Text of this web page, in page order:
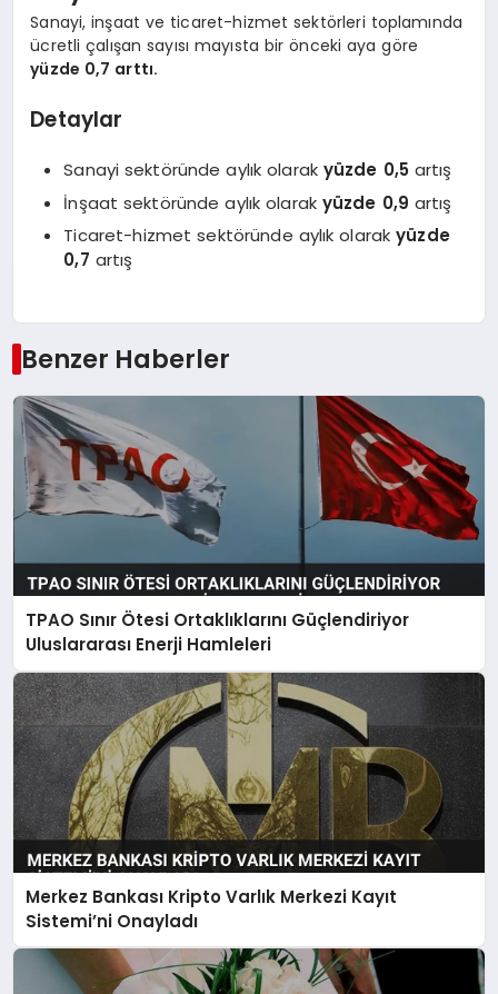
Sanayi, inşaat ve ticaret-hizmet sektörleri toplamında
ücretli çalışan sayısı mayısta bir önceki aya göre
yüzde 0,7 arttı.
Detaylar
Sanayi sektöründe aylık olarak yüzde 0,5 artış
İnşaat sektöründe aylık olarak yüzde 0,9 artış
Ticaret-hizmet sektöründe aylık olarakyüzde
0,7 artış
Benzer Haberler
TPAO Sınır Ötesi Ortaklıklarını Güçlendiriyor
Uluslararası Enerji Hamleleri
Merkez Bankası Kripto Varlık Merkezi Kayıt
Sistemi’ni Onayladı